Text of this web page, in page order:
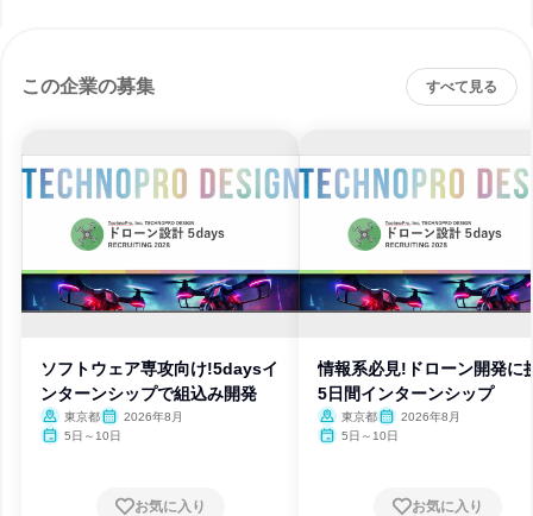
この企業の募集 すべて見る
ソフトウェア専攻向け!5daysイ
ンターンシップで組込み開発
東京都
2026年8月
5日～10日
お気に入り
情報系必見!ドローン開発に
5日間インターンシップ
東京都
2026年8月
5日～10日
お気に入り